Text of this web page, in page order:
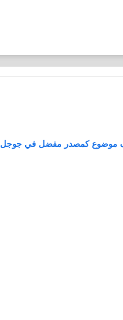
موضوع كمصدر مفضل في جوجل